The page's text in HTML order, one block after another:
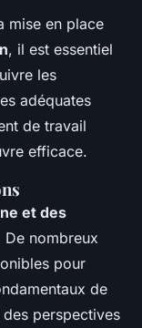
mise en place
, il est essentiel
les
adéquates
de travail
efficace.
et des
De nombreux
pour
de
perspectives